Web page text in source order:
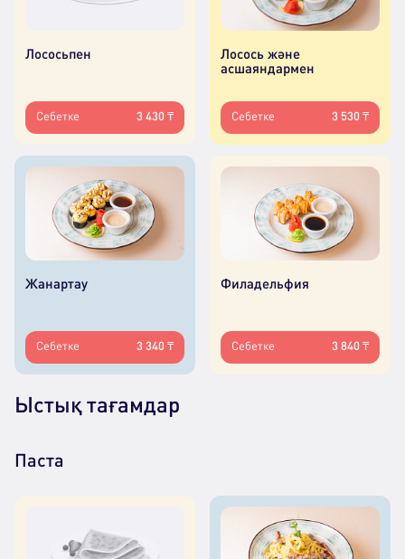
Лососьпен
Себетке 3 430 ₸
Лосось және
асшаяндармен
Себетке 3 530 ₸
Жанартау
Себетке 3 340 ₸
Филадельфия
Себетке 3 840 ₸
Ыстық тағамдар
Паста